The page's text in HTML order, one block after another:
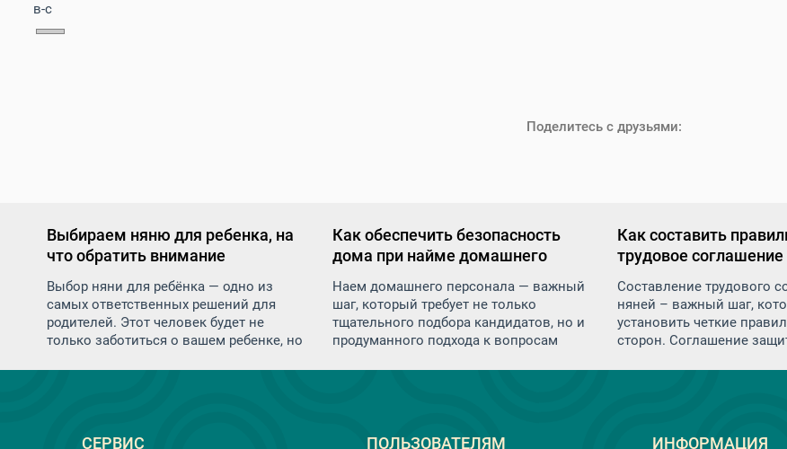
в-с
Поделитесь с друзьями:
Выбираем няню для ребенка, на
что обратить внимание
Выбор няни для ребёнка — одно из
самых ответственных решений для
родителей. Этот человек будет не
только заботиться о вашем ребенке, но
Как обеспечить безопасность
дома при найме домашнего
персонала
Наем домашнего персонала — важный
шаг, который требует не только
тщательного подбора кандидатов, но и
продуманного подхода к вопросам
Как составить
трудовое соглашение
Составление трудового
няней – важный шаг,
установить четкие
сторон. Соглашение
СЕРВИС ПОЛЬЗОВАТЕЛЯМ ИНФОРМАЦИЯ